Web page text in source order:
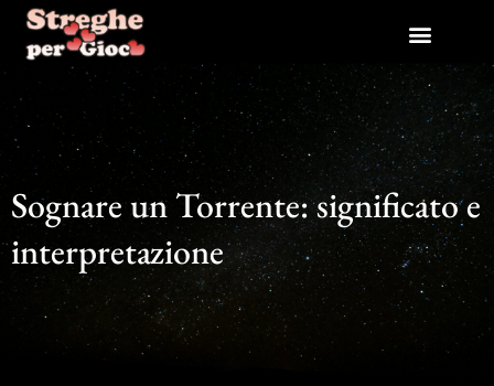
contenuto
Sognare un Torrente: significato e
interpretazione